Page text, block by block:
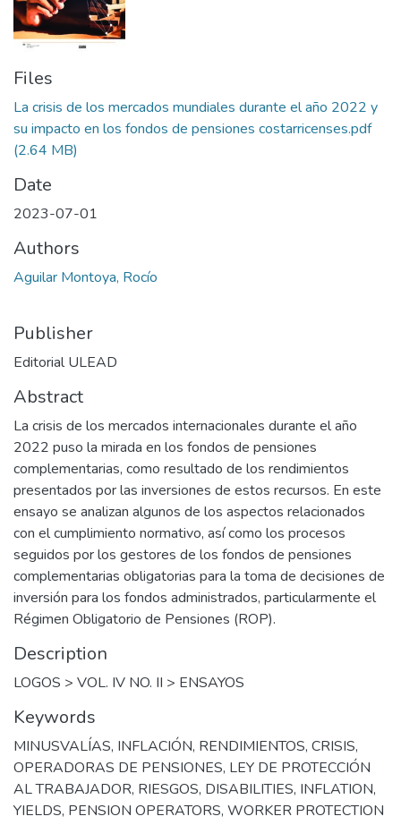
Files
La crisis de los mercados mundiales durante el año 2022 y
su impacto en los fondos de pensiones costarricenses.pdf
(2.64 MB)
Date
2023-07-01
Authors
Aguilar Montoya, Rocío
Publisher
Editorial ULEAD
Abstract
La crisis de los mercados internacionales durante el año
2022 puso la mirada en los fondos de pensiones
complementarias, como resultado de los rendimientos
presentados por las inversiones de estos recursos. En este
ensayo se analizan algunos de los aspectos relacionados
con el cumplimiento normativo, así como los procesos
seguidos por los gestores de los fondos de pensiones
complementarias obligatorias para la toma de decisiones de
inversión para los fondos administrados, particularmente el
Régimen Obligatorio de Pensiones (ROP).
Description
LOGOS > VOL. IV NO. II > ENSAYOS
Keywords
MINUSVALÍAS, INFLACIÓN, RENDIMIENTOS, CRISIS,
OPERADORAS DE PENSIONES, LEY DE PROTECCIÓN
AL TRABAJADOR, RIESGOS, DISABILITIES, INFLATION,
YIELDS, PENSION OPERATORS, WORKER PROTECTION